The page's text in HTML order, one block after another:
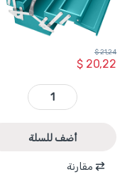
$20,22
$21,24
THT10702 - صندوق عدة معدن 3 طبقات 404*200*205 ماركة TOTAL quantity
أضف للسلة
مقارنة